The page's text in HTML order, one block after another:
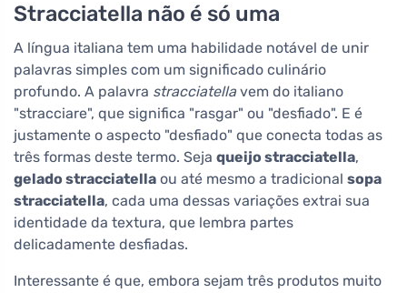
Stracciatella não é só uma
A língua italiana tem uma habilidade notável de unir
palavras simples com um significado culinário
profundo. A palavra stracciatellavem do italiano
"stracciare", que significa "rasgar" ou "desfiado". E é
justamente o aspecto "desfiado" que conecta todas as
três formas deste termo. Seja queijo stracciatella,
gelado stracciatella ou até mesmo a tradicional sopa
stracciatella, cada uma dessas variações extrai sua
identidade da textura, que lembra partes
delicadamente desfiadas.
Interessante é que, embora sejam três produtos muito